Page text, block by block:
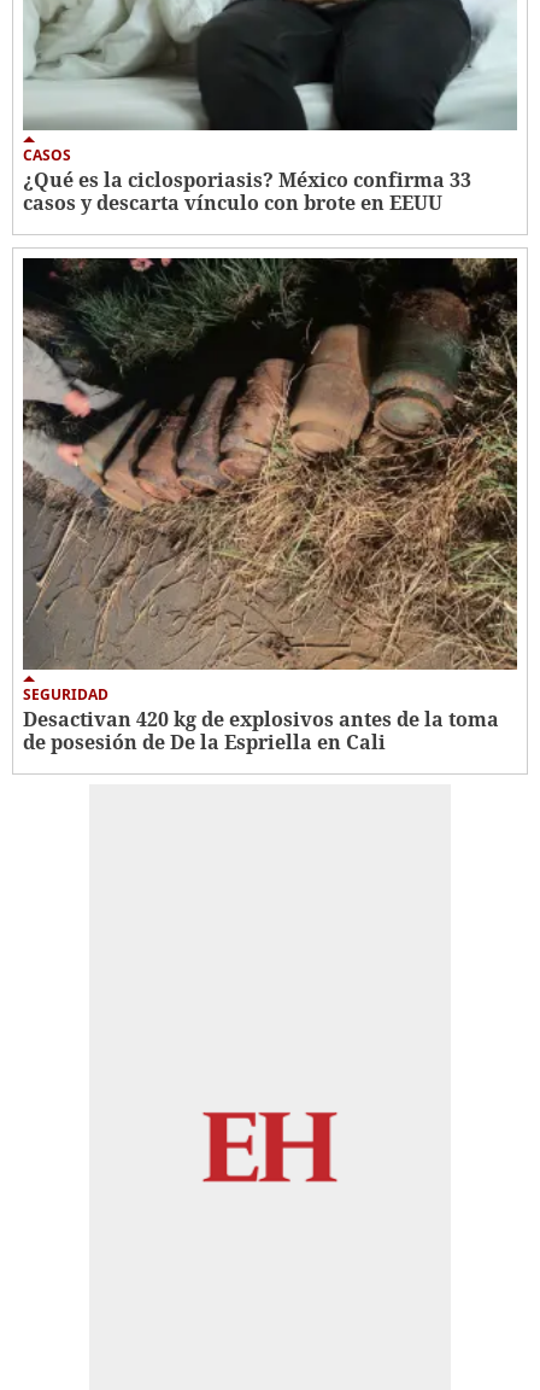
CASOS
¿Qué es la ciclosporiasis? México confirma 33
casos y descarta vínculo con brote en EEUU
SEGURIDAD
Desactivan 420 kg de explosivos antes de la toma
de posesión de De la Espriella en Cali